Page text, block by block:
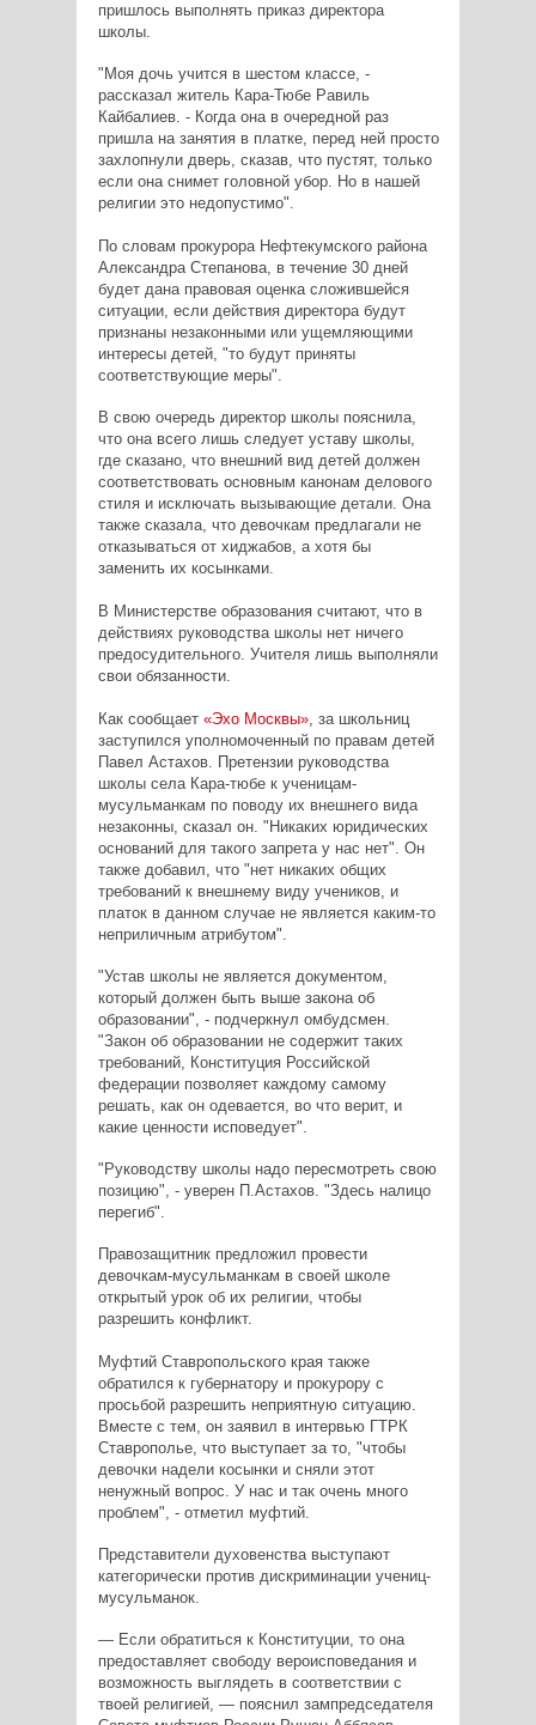
пришлось выполнять приказ директора
школы.
"Моя дочь учится в шестом классе, -
рассказал житель Кара-Тюбе Равиль
Кайбалиев. - Когда она в очередной раз
пришла на занятия в платке, перед ней просто
захлопнули дверь, сказав, что пустят, только
если она снимет головной убор. Но в нашей
религии это недопустимо".
По словам прокурора Нефтекумского района
Александра Степанова, в течение 30 дней
будет дана правовая оценка сложившейся
ситуации, если действия директора будут
признаны незаконными или ущемляющими
интересы детей, "то будут приняты
соответствующие меры".
В свою очередь директор школы пояснила,
что она всего лишь следует уставу школы,
где сказано, что внешний вид детей должен
соответствовать основным канонам делового
стиля и исключать вызывающие детали. Она
также сказала, что девочкам предлагали не
отказываться от хиджабов, а хотя бы
заменить их косынками.
В Министерстве образования считают, что в
действиях руководства школы нет ничего
предосудительного. Учителя лишь выполняли
свои обязанности.
Как сообщает «Эхо Москвы», за школьниц
заступился уполномоченный по правам детей
Павел Астахов. Претензии руководства
школы села Кара-тюбе к ученицам-
мусульманкам по поводу их внешнего вида
незаконны, сказал он. "Никаких юридических
оснований для такого запрета у нас нет". Он
также добавил, что "нет никаких общих
требований к внешнему виду учеников, и
платок в данном случае не является каким-то
неприличным атрибутом".
"Устав школы не является документом,
который должен быть выше закона об
образовании", - подчеркнул омбудсмен.
"Закон об образовании не содержит таких
требований, Конституция Российской
федерации позволяет каждому самому
решать, как он одевается, во что верит, и
какие ценности исповедует".
"Руководству школы надо пересмотреть свою
позицию", - уверен П.Астахов. "Здесь налицо
перегиб".
Правозащитник предложил провести
девочкам-мусульманкам в своей школе
открытый урок об их религии, чтобы
разрешить конфликт.
Муфтий Ставропольского края также
обратился к губернатору и прокурору с
просьбой разрешить неприятную ситуацию.
Вместе с тем, он заявил в интервью ГТРК
Ставрополье, что выступает за то, "чтобы
девочки надели косынки и сняли этот
ненужный вопрос. У нас и так очень много
проблем", - отметил муфтий.
Представители духовенства выступают
категорически против дискриминации учениц-
мусульманок.
— Если обратиться к Конституции, то она
предоставляет свободу вероисповедания и
возможность выглядеть в соответствии с
твоей религией, — пояснил зампредседателя